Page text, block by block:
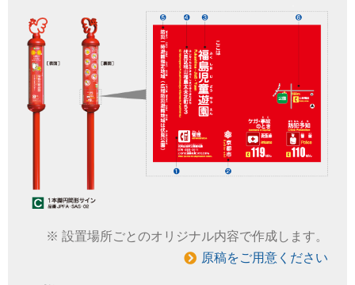
設置場所ごとのオリジナル内容で作成します。
原稿をご用意ください